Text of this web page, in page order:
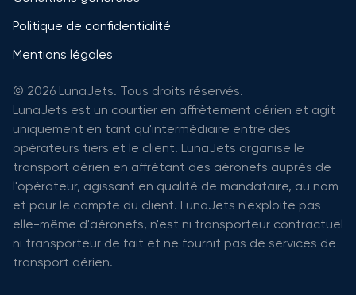
Politique de confidentialité
Mentions légales
© 2026 LunaJets. Tous droits réservés.
LunaJets est un courtier en affrètement aérien et agit
uniquement en tant qu'intermédiaire entre des
opérateurs tiers et le client. LunaJets organise le
transport aérien en affrétant des aéronefs auprès de
l'opérateur, agissant en qualité de mandataire, au nom
et pour le compte du client. LunaJets n'exploite pas
elle-même d'aéronefs, n'est ni transporteur contractuel
ni transporteur de fait et ne fournit pas de services de
transport aérien.